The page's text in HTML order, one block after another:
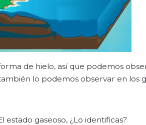
de hielo, así que podemos
lo podemos observar en los
gaseoso, ¿Lo identificas?